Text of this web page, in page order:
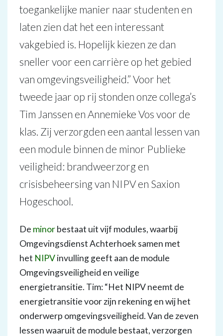
toegankelijke manier naar studenten en
laten zien dat het een interessant
vakgebied is. Hopelijk kiezen ze dan
sneller voor een carrière op het gebied
van omgevingsveiligheid.” Voor het
tweede jaar op rij stonden onze collega’s
Tim Janssen en Annemieke Vos voor de
klas. Zij verzorgden een aantal lessen van
een module binnen de minor Publieke
veiligheid: brandweerzorg en
crisisbeheersing van NIPV en Saxion
Hogeschool.
De minorbestaat uit vijf modules, waarbij
Omgevingsdienst Achterhoek samen met
het NIPVinvulling geeft aan de module
Omgevingsveiligheid en veilige
energietransitie. Tim: “Het NIPV neemt de
energietransitie voor zijn rekening en wij het
onderwerp omgevingsveiligheid. Van de zeven
lessen waaruit de module bestaat, verzorgen